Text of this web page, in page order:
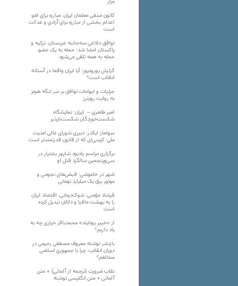
کانون صنفی معلمان ایران: مبارزه برای لغو
اعدام بخشی از مبارزه برای آزادی و عدالت
است
توافق دفاعی سه‌جانبه عربستان، ترکیه و
پاکستان امضا شد؛ حمله به یک عضو،
حمله به همه تلقی می‌شود
گزارش یورونیوز؛ آیا ایران واقعا در آستانه
انقلاب است؟
جزئیات و ابهامات توافق بر سر تنگه هرمز
به روایت رویترز
امیر طاهری – ایران: نمایشگاه
شکست‌خوردگان شکست‌ناپذیر
سولماز ایکدر: دبیری شورای عالی امنیت
ملی؛ کرسی‌ای که از قانون قدرتمندتر است
برگزاری مراسم یادبود شاپور بختیار در
سی‌وپنجمین سالگرد قتل او
شهر در خاموشی؛ قبض‌های نجومی و
موتور برق یک میلیارد تومانی
فرشاد مؤمنی: شوک‌درمانی، اقتصاد ایران
را به بهشت مافیا و دلالان تبدیل کرده
است
از «خیبر یونایتد» محمدباقر خرازی چه به
یاد داریم؟
بازنشر نوشته معروف مصطفی رحیمی در
دوران انقلاب: چرا با جمهوری اسلامی
مخالفم؟
نقاب ضرورت (ترجمه از آلمانی) + متن
آلمانی + متن انگلیسی نوشته